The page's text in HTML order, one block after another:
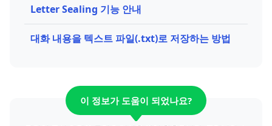
Letter Sealing 기능 안내
대화 내용을 텍스트 파일(.txt)로 저장하는 방법
이 정보가 도움이 되었나요?